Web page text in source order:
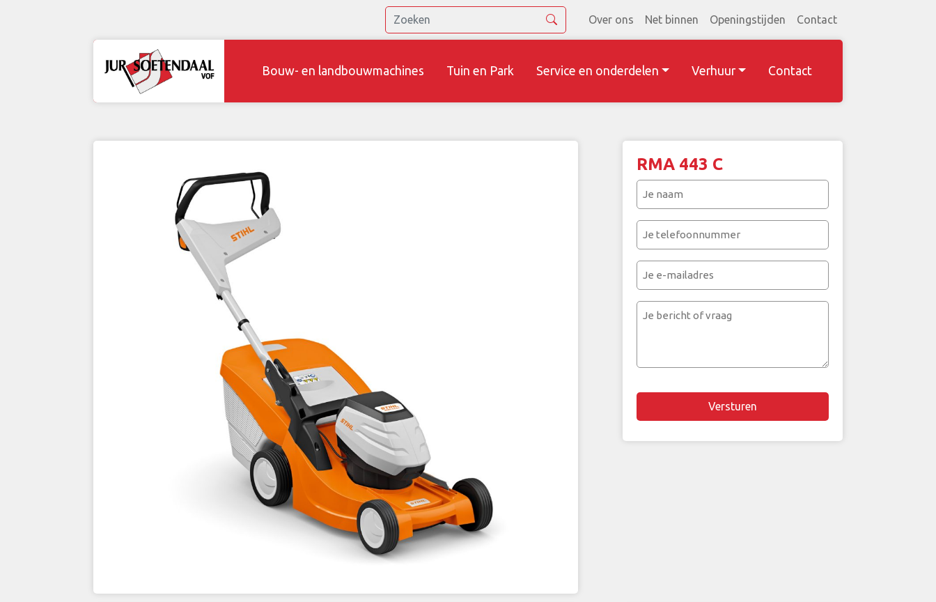
Over ons Net binnen Openingstijden Contact
Bouw- en landbouwmachines Tuin en Park Service en onderdelen Verhuur Contact
RMA 443 C
naam
(Vereist)
telefoonnummer
(Vereist)
e-
mailadres
Chapta